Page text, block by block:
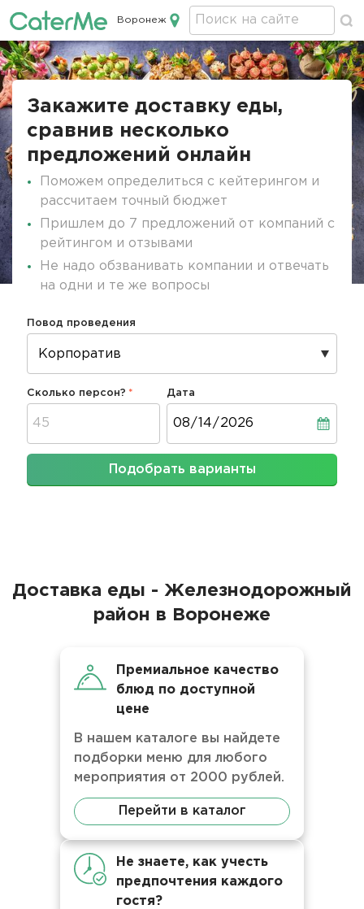
Кейтеринг в Воронеже
Воронеж
Строка
Закажите доставку еды,
сравнив несколько
предложений онлайн
Поможем определиться с кейтерингом и
рассчитаем точный бюджет
Пришлем до 7 предложений от компаний с
рейтингом и отзывами
Не надо обзванивать компании и отвечать
на одни и те же вопросы
Повод проведения
Сколько персон? Дата
Подобрать варианты
Доставка еды - Железнодорожный
район в Воронеже
Премиальное качество
блюд по доступной
цене
В нашем каталоге вы найдете
подборки меню для любого
мероприятия от 2000 рублей.
Перейти в каталог
Не знаете, как учесть
предпочтения каждого
гостя?